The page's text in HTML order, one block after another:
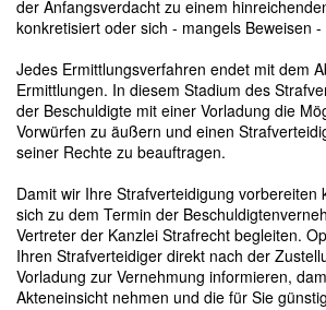
der Anfangsverdacht zu einem
konkretisiert oder sich - mangels Beweisen
Jedes Ermittlungsverfahren endet mit dem
Ermittlungen. In diesem Stadium des
der Beschuldigte mit einer Vorladung die
Vorwürfen zu äußern und einen
seiner Rechte zu beauftragen.
Damit wir Ihre Strafverteidigung vorbereiten
sich zu dem Termin der
Vertreter der Kanzlei Strafrecht begleiten.
Ihren Strafverteidiger direkt nach der
Vorladung zur Vernehmung informieren,
Akteneinsicht nehmen und die für Sie